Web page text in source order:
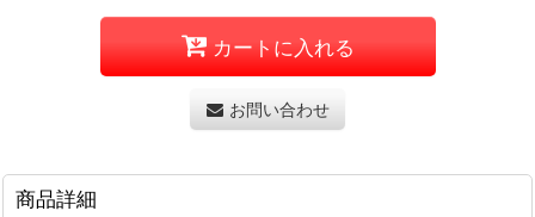
カートに入れる
お問い合わせ
商品詳細